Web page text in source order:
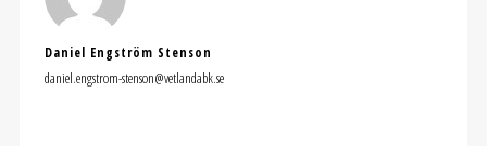
Daniel Engström Stenson
daniel.engstrom-stenson@vetlandabk.se